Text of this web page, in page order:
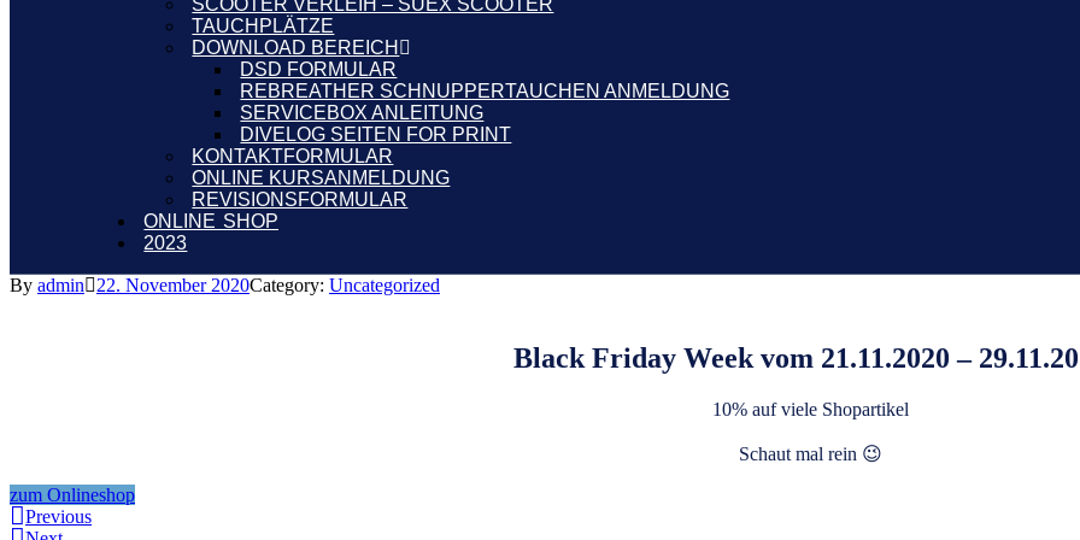
SCOOTER VERLEIH – SUEX SCOOTER
TAUCHPLÄTZE
DOWNLOAD BEREICH
DSD FORMULAR
REBREATHER SCHNUPPERTAUCHEN ANMELDUNG
SERVICEBOX ANLEITUNG
DIVELOG SEITEN FOR PRINT
KONTAKTFORMULAR
ONLINE KURSANMELDUNG
REVISIONSFORMULAR
ONLINE SHOP
2023
By admin 22. November 2020Category: Uncategorized
Black Friday Week vom 21.11.2020 –
10% auf viele Shopartikel
Schaut mal rein 😉
zum Onlineshop
Previous